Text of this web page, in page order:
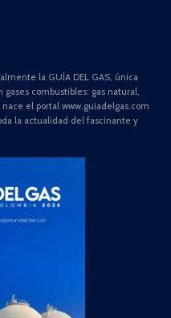
la GUÍA DEL GAS, única
combustibles: gas natural,
el portal www.guiadelgas.com
la actualidad del fascinante y